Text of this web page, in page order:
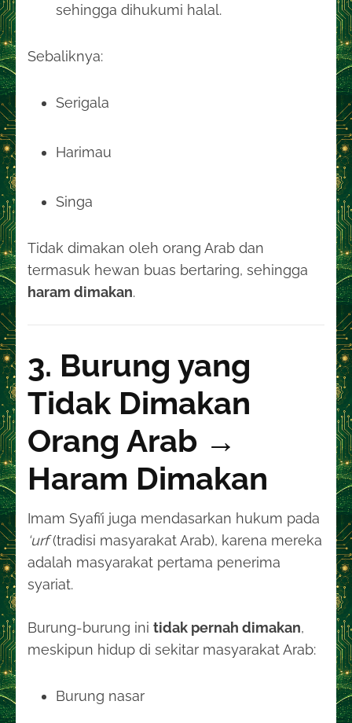
sehingga dihukumi halal.
Sebaliknya:
Serigala
Harimau
Singa
Tidak dimakan oleh orang Arab dan
termasuk hewan buas bertaring, sehingga
haram dimakan.
3. Burung yang
Tidak Dimakan
Orang Arab →
Haram Dimakan
Imam Syafi’i juga mendasarkan hukum pada
‘urf(tradisi masyarakat Arab), karena mereka
adalah masyarakat pertama penerima
syariat.
Burung-burung ini tidak pernah dimakan,
meskipun hidup di sekitar masyarakat Arab:
Burung nasar